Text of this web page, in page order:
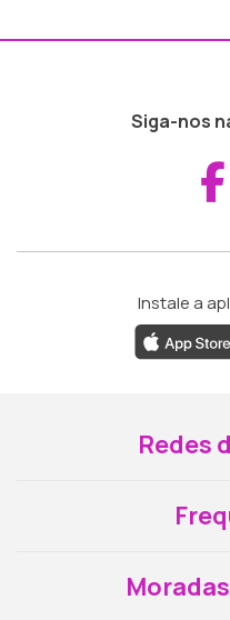
Siga-nos
Instale a
Redes